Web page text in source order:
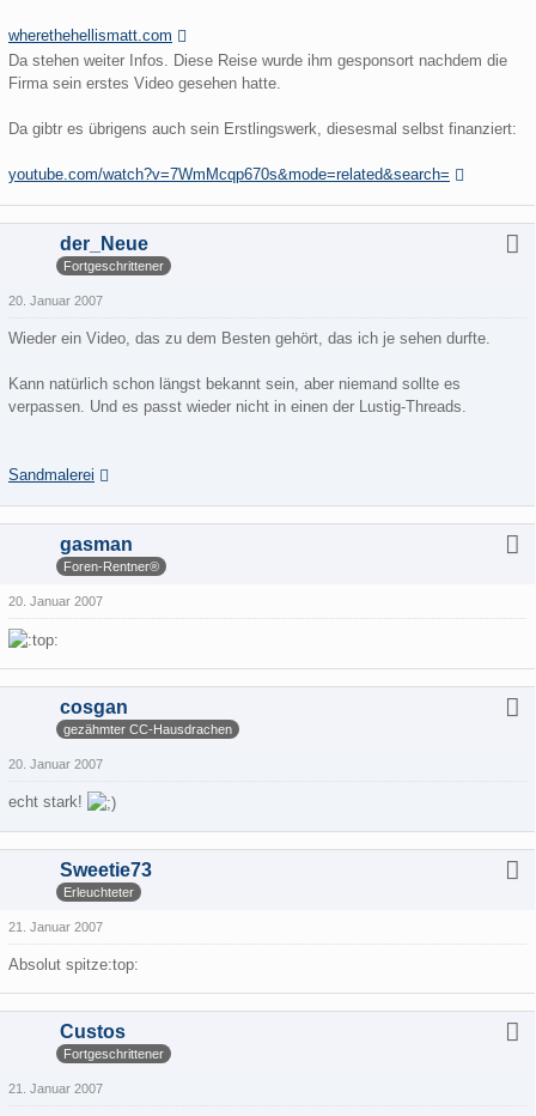
wherethehellismatt.com
Da stehen weiter Infos. Diese Reise wurde ihm gesponsort nachdem die
Firma sein erstes Video gesehen hatte.
Da gibtr es übrigens auch sein Erstlingswerk, diesesmal selbst finanziert:
youtube.com/watch?v=7WmMcqp670s&mode=related&search=
der_Neue
Fortgeschrittener
20. Januar 2007
Wieder ein Video, das zu dem Besten gehört, das ich je sehen durfte.
Kann natürlich schon längst bekannt sein, aber niemand sollte es
verpassen. Und es passt wieder nicht in einen der Lustig-Threads.
Sandmalerei
gasman
Foren-Rentner®
20. Januar 2007
cosgan
gezähmter CC-Hausdrachen
20. Januar 2007
echt stark!
Sweetie73
Erleuchteter
21. Januar 2007
Absolut spitze:top:
Custos
Fortgeschrittener
21. Januar 2007